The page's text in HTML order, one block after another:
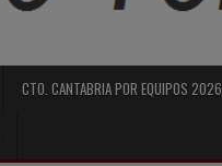
CTO. CANTABRIA POR EQUIPOS 2026